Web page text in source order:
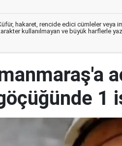
hakaret, rencide edici cümleler veya
kullanılmayan ve büyük harflerle
1